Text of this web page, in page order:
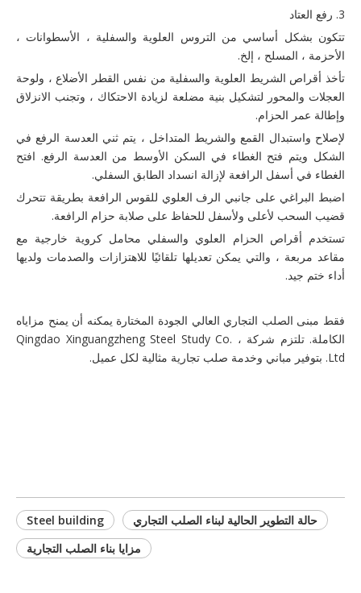
3. رفع العتاد
تتكون بشكل أساسي من التروس العلوية والسفلية ، الأسطوانات ،
الأحزمة ، المسلح ، إلخ.
تأخذ أقراص الشريط العلوية والسفلية من نفس القطر الأضلاع ، ولوحة
العجلات والمحور لتشكيل بنية مضلعة لزيادة الاحتكاك ، وتجنب الانزلاق
وإطالة عمر الحزام.
لإصلاح واستبدال القمع والشريط المتداخل ، يتم ثني العدسة الرفع في
الشكل ويتم فتح الغطاء في السكن الأوسط من العدسة الرفع. افتح
الغطاء في أسفل الرافعة لإزالة انسداد الطابق السفلي.
اضبط البراغي على جانبي الرف العلوي للقوس الرافعة بطريقة تتحرك
قضيب السحب لأعلى ولأسفل للحفاظ على صلابة حزام الرافعة.
تستخدم أقراص الحزام العلوي والسفلي محامل كروية خارجية مع
مقاعد مربعة ، والتي يمكن تعديلها تلقائيًا للاهتزازات والصدمات ولديها
أداء ختم جيد.
فقط مبنى الصلب التجاري العالي الجودة المختارة يمكنه أن يمنح مزاياه
الكاملة. تلتزم شركة Qingdao Xinguangzheng Steel Study Co. ،
Ltd. بتوفير مباني وخدمة صلب تجارية مثالية لكل عميل.
Steel building
حالة التطوير الحالية لبناء الصلب التجاري
مزايا بناء الصلب التجارية